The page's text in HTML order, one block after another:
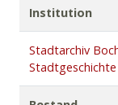
Institution
Stadtarchiv
Stadtgeschichte